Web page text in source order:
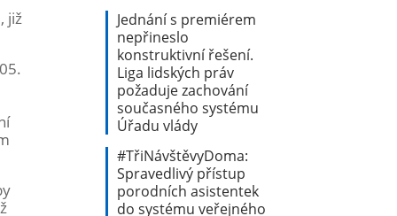
již
Jednání s premiérem
nepřineslo
konstruktivní řešení.
Liga lidských práv
požaduje zachování
současného systému
Úřadu vlády
#TřiNávštěvyDoma:
Spravedlivý přístup
porodních asistentek
do systému veřejného